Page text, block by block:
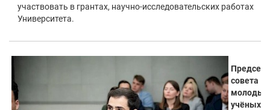
участвовать в грантах, научно-исследовательских работах
Университета.
совета
молодых
учёных